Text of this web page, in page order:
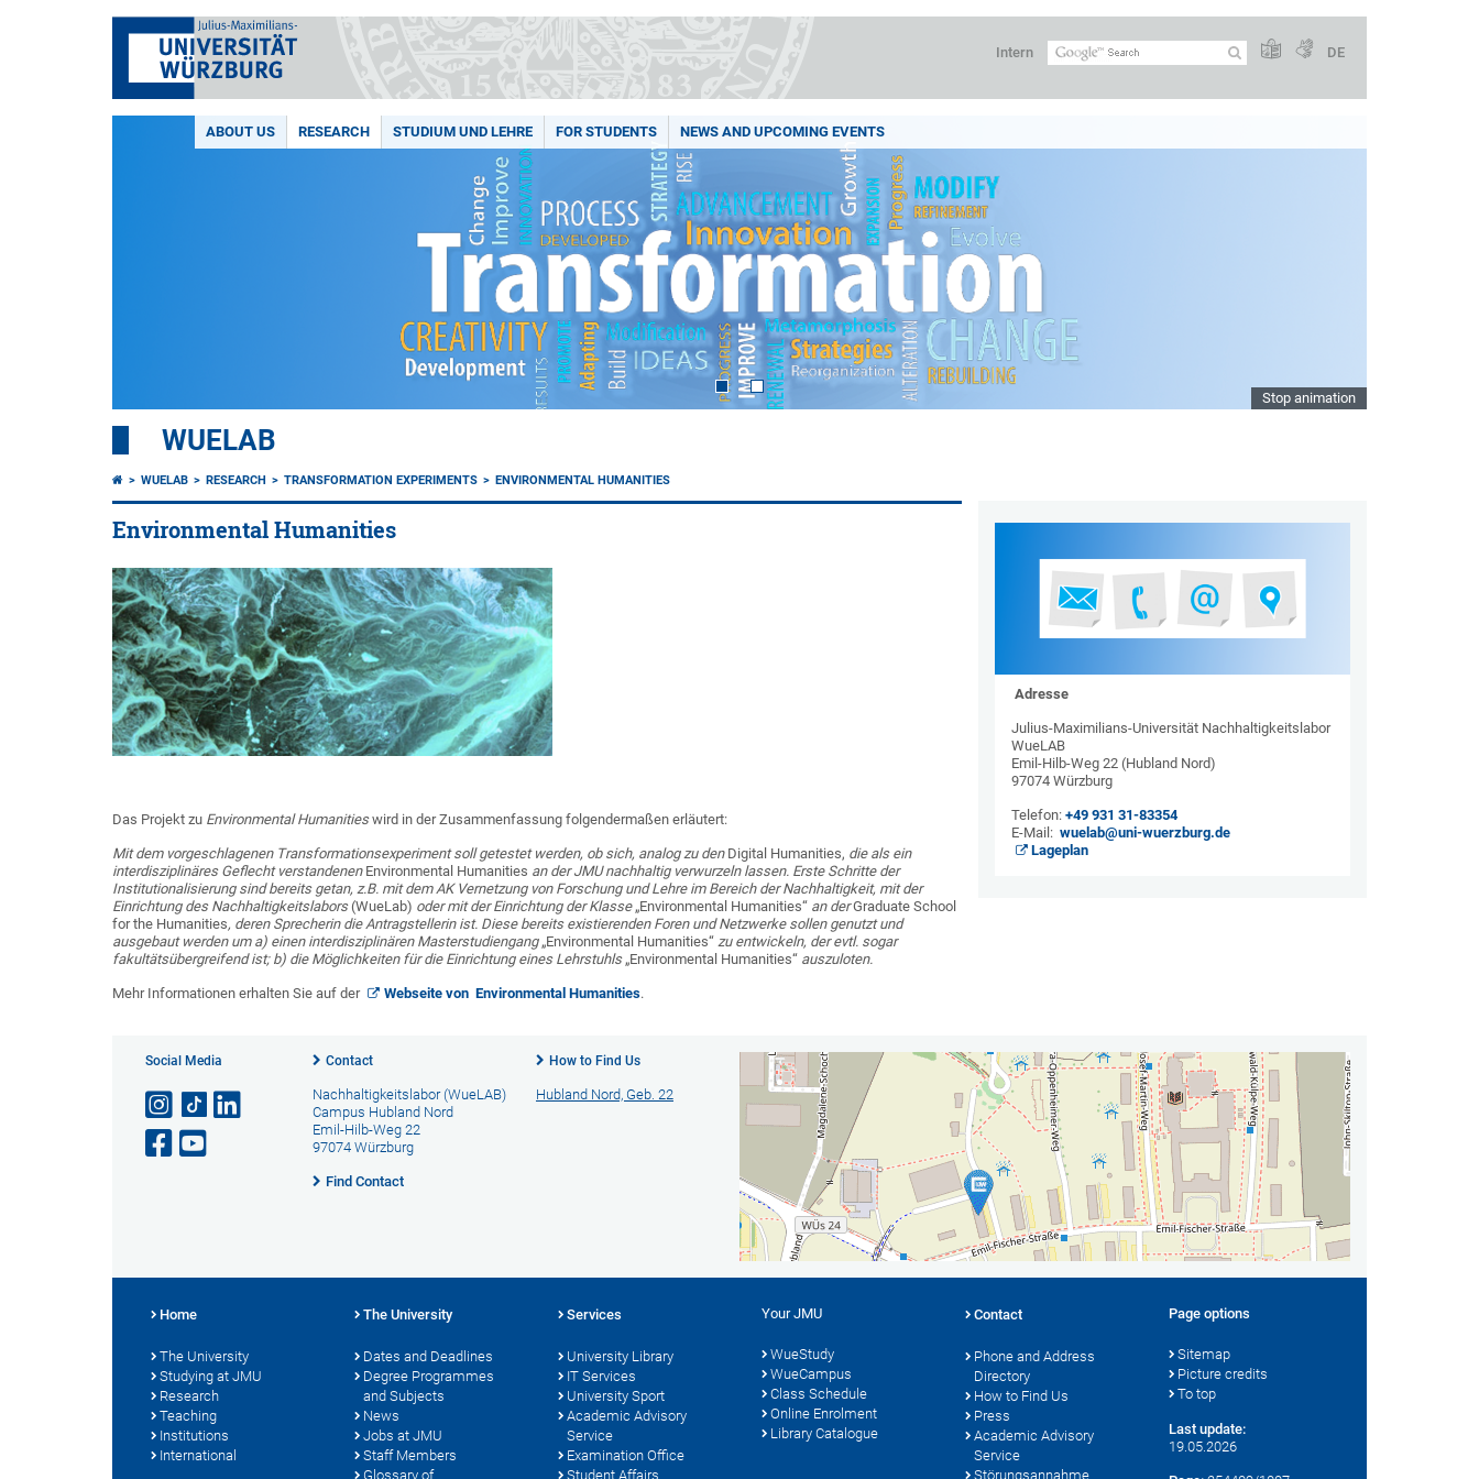
Intern DE
ABOUT US RESEARCH STUDIUM UND LEHRE FOR STUDENTS NEWS AND UPCOMING EVENTS
Stop animation
WUELAB
WUELAB RESEARCH TRANSFORMATION EXPERIMENTS ENVIRONMENTAL HUMANITIES
Environmental Humanities
Das Projekt zu Environmental Humanitieswird in der Zusammenfassung folgendermaßen erläutert:
Mit dem vorgeschlagenen Transformationsexperiment soll getestet werden, ob sich, analog zu den Digital Humanities, die als ein
interdisziplinäres Geflecht verstandenen Environmental Humanities an der JMU nachhaltig verwurzeln lassen. Erste Schritte der
Institutionalisierung sind bereits getan, z.B. mit dem AK Vernetzung von Forschung und Lehre im Bereich der Nachhaltigkeit, mit der
Einrichtung des Nachhaltigkeitslabors (WueLab) oder mit der Einrichtung der Klasse„Environmental Humanities“ an derGraduate School
for the Humanities, deren Sprecherin die Antragstellerin ist. Diese bereits existierenden Foren und Netzwerke sollen genutzt und
ausgebaut werden um a) einen interdisziplinären Masterstudiengang„Environmental Humanities“ zu entwickeln, der evtl. sogar
fakultätsübergreifend ist; b) die Möglichkeiten für die Einrichtung eines Lehrstuhls„Environmental Humanities“ auszuloten.
Mehr Informationen erhalten Sie auf der Webseite von Environmental Humanities.
Adresse
Julius-Maximilians-Universität Nachhaltigkeitslabor
WueLAB
Emil-Hilb-Weg 22 (Hubland Nord)
97074 Würzburg
Telefon: +49 931 31-83354
E-Mail: wuelab@uni-wuerzburg.de
Lageplan
Social Media Contact
Nachhaltigkeitslabor (WueLAB)
Campus Hubland Nord
Emil-Hilb-Weg 22
97074 Würzburg
Find Contact
How to Find Us
Hubland Nord, Geb. 22
Home
The University
Studying at JMU
Research
Teaching
Institutions
International
The University
Dates and Deadlines
Degree Programmes
and Subjects
News
Jobs at JMU
Staff Members
Glossary of
Services
University Library
IT Services
University Sport
Academic Advisory
Service
Examination Office
Student Affairs
Your JMU
WueStudy
WueCampus
Class Schedule
Online Enrolment
Library Catalogue
Contact
Phone and Address
Directory
How to Find Us
Press
Academic Advisory
Service
Störungsannahme
Page options
Sitemap
Picture credits
To top
Last update:
19.05.2026